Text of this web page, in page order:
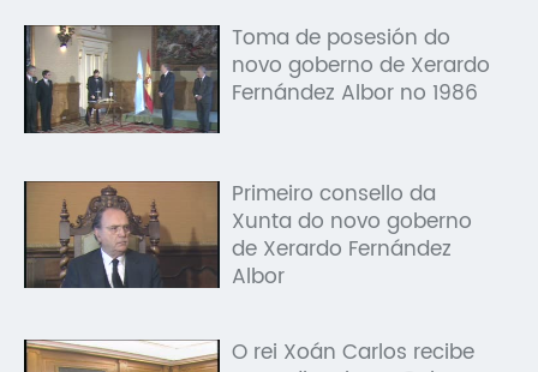
Toma de posesión do
novo goberno de Xerardo
Fernández Albor no 1986
Primeiro consello da
Xunta do novo goberno
de Xerardo Fernández
Albor
O rei Xoán Carlos recibe